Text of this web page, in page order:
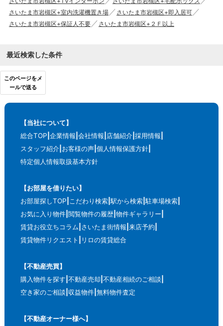
さいたま市岩槻区+室内洗濯機置き場
さいたま市岩槻区+即入居可
さいたま市岩槻区+保証人不要
さいたま市岩槻区+２Ｆ以上
最近検索した条件
このページをメ
ールで送る
【当社について】
総合TOP 企業情報 会社情報 店舗紹介 採用情報
スタッフ紹介 お客様の声 個人情報保護方針
特定個人情報取扱基本方針
【お部屋を借りたい】
お部屋探しTOP こだわり検索 駅から検索 駐車場検索
お気に入り物件 閲覧物件の履歴 物件ギャラリー
賃貸お役立ちコラム さいたま街情報 来店予約
賃貸物件リクエスト
リロの賃貸総合
【不動産売買】
購入物件を探す 不動産売却 不動産相続のご相談
空き家のご相談 収益物件 無料物件査定
【不動産オーナー様へ】